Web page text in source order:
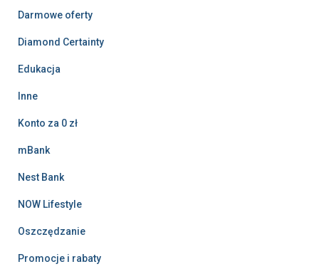
Darmowe oferty
Diamond Certainty
Edukacja
Inne
Konto za 0 zł
mBank
Nest Bank
NOW Lifestyle
Oszczędzanie
Promocje i rabaty